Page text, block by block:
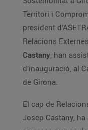
Territori i
president
Relacions
Castany, han
d’inauguració, al
de Girona.
El cap de
Josep Castany,